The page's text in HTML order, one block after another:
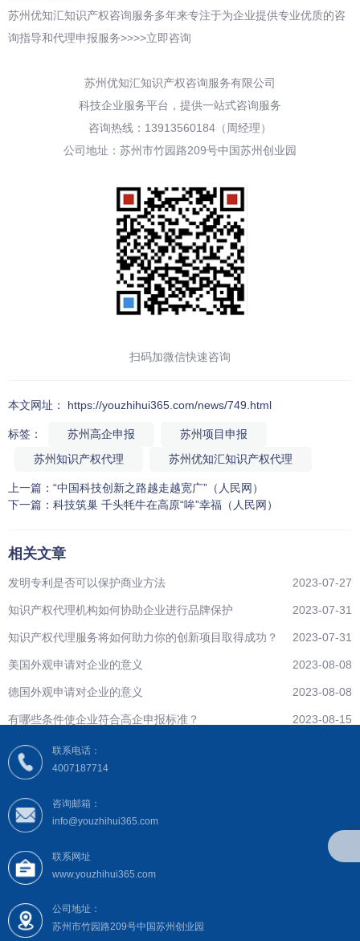
苏州优知汇知识产权咨询服务多年来专注于为企业提供专业优质的咨
询指导和代理申报服务>>>>立即咨询
苏州优知汇知识产权咨询服务有限公司
科技企业服务平台，提供一站式咨询服务
咨询热线：13913560184（周经理）
公司地址：苏州市竹园路209号中国苏州创业园
扫码加微信快速咨询
本文网址： https://youzhihui365.com/news/749.html
标签： 苏州高企申报
苏州项目申报
苏州知识产权代理
苏州优知汇知识产权代理
上一篇： “中国科技创新之路越走越宽广”（人民网）
下一篇： 科技筑巢 千头牦牛在高原“哞”幸福（人民网）
相关文章
2023-07-27
发明专利是否可以保护商业方法
2023-07-31
知识产权代理机构如何协助企业进行品牌保护
2023-07-31
知识产权代理服务将如何助力你的创新项目取得成功？
2023-08-08
美国外观申请对企业的意义
2023-08-08
德国外观申请对企业的意义
2023-08-15
有哪些条件使企业符合高企申报标准？
联系电话：
4007187714
咨询邮箱：
info@youzhihui365.com
联系网址
www.youzhihui365.com
公司地址：
苏州市竹园路209号中国苏州创业园